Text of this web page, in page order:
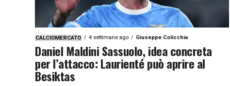
CALCIOMERCATO 4 settimane ago Giuseppe Colicchia
Daniel Maldini Sassuolo, idea concreta
per l’attacco: Laurienté può aprire al
Besiktas